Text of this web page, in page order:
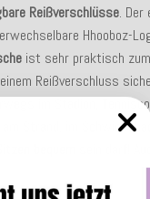
Reißverschlüsse. Der
Hhooboz-
ist sehr praktisch
Reißverschluss
im Stadion,
am Strand, im
sein darf!